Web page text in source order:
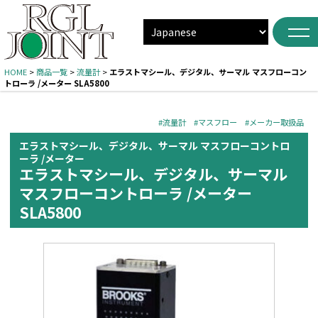
HOME>商品一覧>流量計> エラストマシール、デジタル、サーマル マスフローコン
トローラ /メーター SLA5800
#流量計 #マスフロー #メーカー取扱品
エラストマシール、デジタル、サーマル マスフローコントロ
ーラ /メーター
エラストマシール、デジタル、サーマル
マスフローコントローラ /メーター
SLA5800